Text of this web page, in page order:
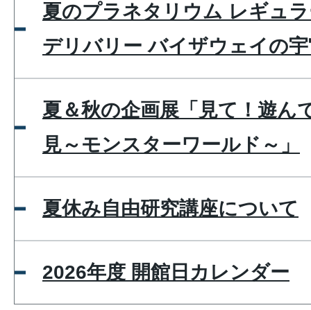
夏のプラネタリウム レギュ
デリバリー バイザウェイの
夏＆秋の企画展「見て！遊ん
見～モンスターワールド～」
夏休み自由研究講座について
2026年度 開館日カレンダー